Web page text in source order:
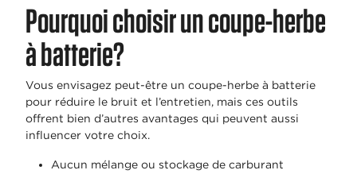
Pourquoi choisir un coupe-herbe
à batterie?
Vous envisagez peut-être un coupe-herbe à batterie
pour réduire le bruit et l’entretien, mais ces outils
offrent bien d’autres avantages qui peuvent aussi
influencer votre choix.
Aucun mélange ou stockage de carburant